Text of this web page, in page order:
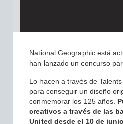
National Geographic está
han lanzado un concurso
Lo hacen a través de
para conseguir un diseño
conmemorar los 125 años.
creativos a través de las
United desde el 10 de